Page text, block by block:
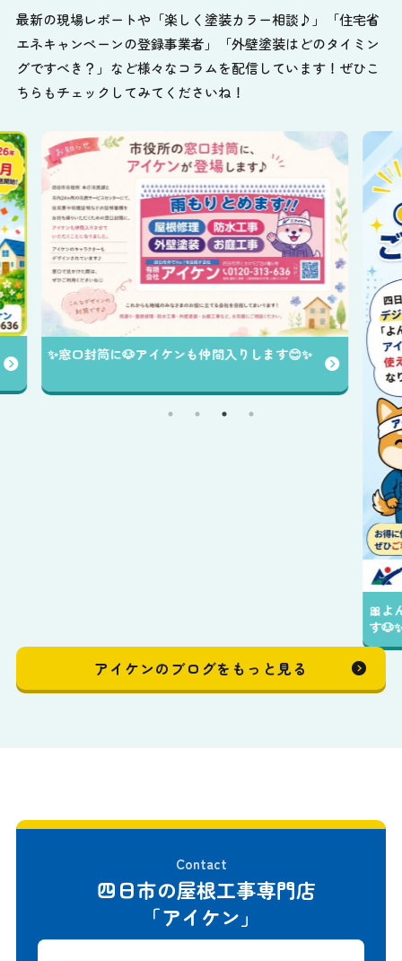
最新の現場レポートや「楽しく塗装カラー相談♪」「住宅省
エネキャンペーンの登録事業者」「外壁塗装はどのタイミン
グですべき？」など様々なコラムを配信しています！ぜひこ
ちらもチェックしてみてくださいね！
Contact
四日市の屋根工事専門店